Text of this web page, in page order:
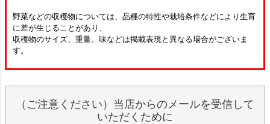
野菜などの収穫物については、品種の特性や栽培条件などにより生育
に差が生じることがあり、
収穫物のサイズ、重量、味などは掲載表現と異なる場合がございま
す。
（ご注意ください）当店からのメールを受信して
いただくために